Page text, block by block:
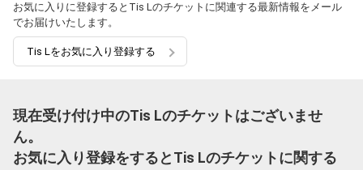
お気に入りに登録するとTis Lのチケットに関連する最新情報をメール
でお届けいたします。
Tis Lをお気に入り登録する
現在受け付け中のTis Lのチケットはございませ
ん。
お気に入り登録をするとTis Lのチケットに関する